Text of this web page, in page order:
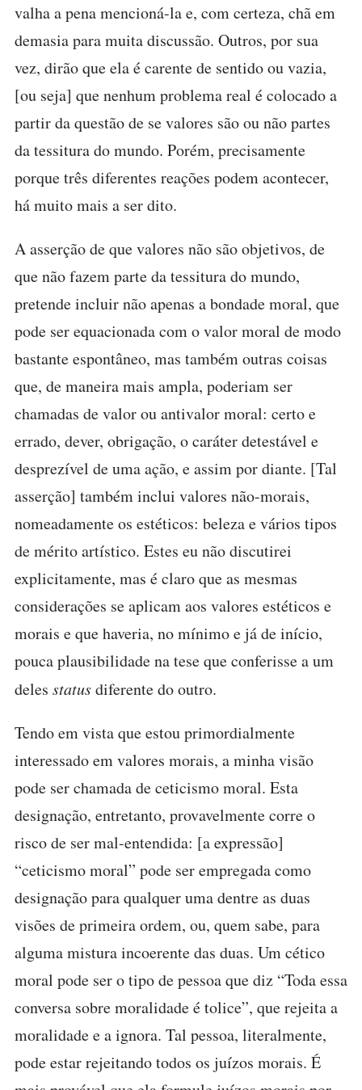
valha a pena mencioná-la e, com certeza, chã em
demasia para muita discussão. Outros, por sua
vez, dirão que ela é carente de sentido ou vazia,
[ou seja] que nenhum problema real é colocado a
partir da questão de se valores são ou não partes
da tessitura do mundo. Porém, precisamente
porque três diferentes reações podem acontecer,
há muito mais a ser dito.
A asserção de que valores não são objetivos, de
que não fazem parte da tessitura do mundo,
pretende incluir não apenas a bondade moral, que
pode ser equacionada com o valor moral de modo
bastante espontâneo, mas também outras coisas
que, de maneira mais ampla, poderiam ser
chamadas de valor ou antivalor moral: certo e
errado, dever, obrigação, o caráter detestável e
desprezível de uma ação, e assim por diante. [Tal
asserção] também inclui valores não-morais,
nomeadamente os estéticos: beleza e vários tipos
de mérito artístico. Estes eu não discutirei
explicitamente, mas é claro que as mesmas
considerações se aplicam aos valores estéticos e
morais e que haveria, no mínimo e já de início,
pouca plausibilidade na tese que conferisse a um
deles statusdiferente do outro.
Tendo em vista que estou primordialmente
interessado em valores morais, a minha visão
pode ser chamada de ceticismo moral. Esta
designação, entretanto, provavelmente corre o
risco de ser mal-entendida: [a expressão]
“ceticismo moral” pode ser empregada como
designação para qualquer uma dentre as duas
visões de primeira ordem, ou, quem sabe, para
alguma mistura incoerente das duas. Um cético
moral pode ser o tipo de pessoa que diz “Toda essa
conversa sobre moralidade é tolice”, que rejeita a
moralidade e a ignora. Tal pessoa, literalmente,
pode estar rejeitando todos os juízos morais. É